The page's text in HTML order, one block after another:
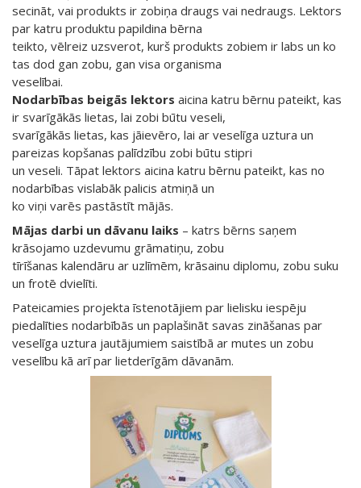
secināt, vai produkts ir zobiņa draugs vai nedraugs. Lektors
par katru produktu papildina bērna
teikto, vēlreiz uzsverot, kurš produkts zobiem ir labs un ko
tas dod gan zobu, gan visa organisma
veselībai.
Nodarbības beigās lektors aicina katru bērnu pateikt, kas
ir svarīgākās lietas, lai zobi būtu veseli,
svarīgākās lietas, kas jāievēro, lai ar veselīga uztura un
pareizas kopšanas palīdzību zobi būtu stipri
un veseli. Tāpat lektors aicina katru bērnu pateikt, kas no
nodarbības vislabāk palicis atmiņā un
ko viņi varēs pastāstīt mājās.
Mājas darbi un dāvanu laiks – katrs bērns saņem
krāsojamo uzdevumu grāmatiņu, zobu
tīrīšanas kalendāru ar uzlīmēm, krāsainu diplomu, zobu suku
un frotē dvielīti.
Pateicamies projekta īstenotājiem par lielisku iespēju
piedalīties nodarbībās un paplašināt savas zināšanas par
veselīga uztura jautājumiem saistībā ar mutes un zobu
veselību kā arī par lietderīgām dāvanām.